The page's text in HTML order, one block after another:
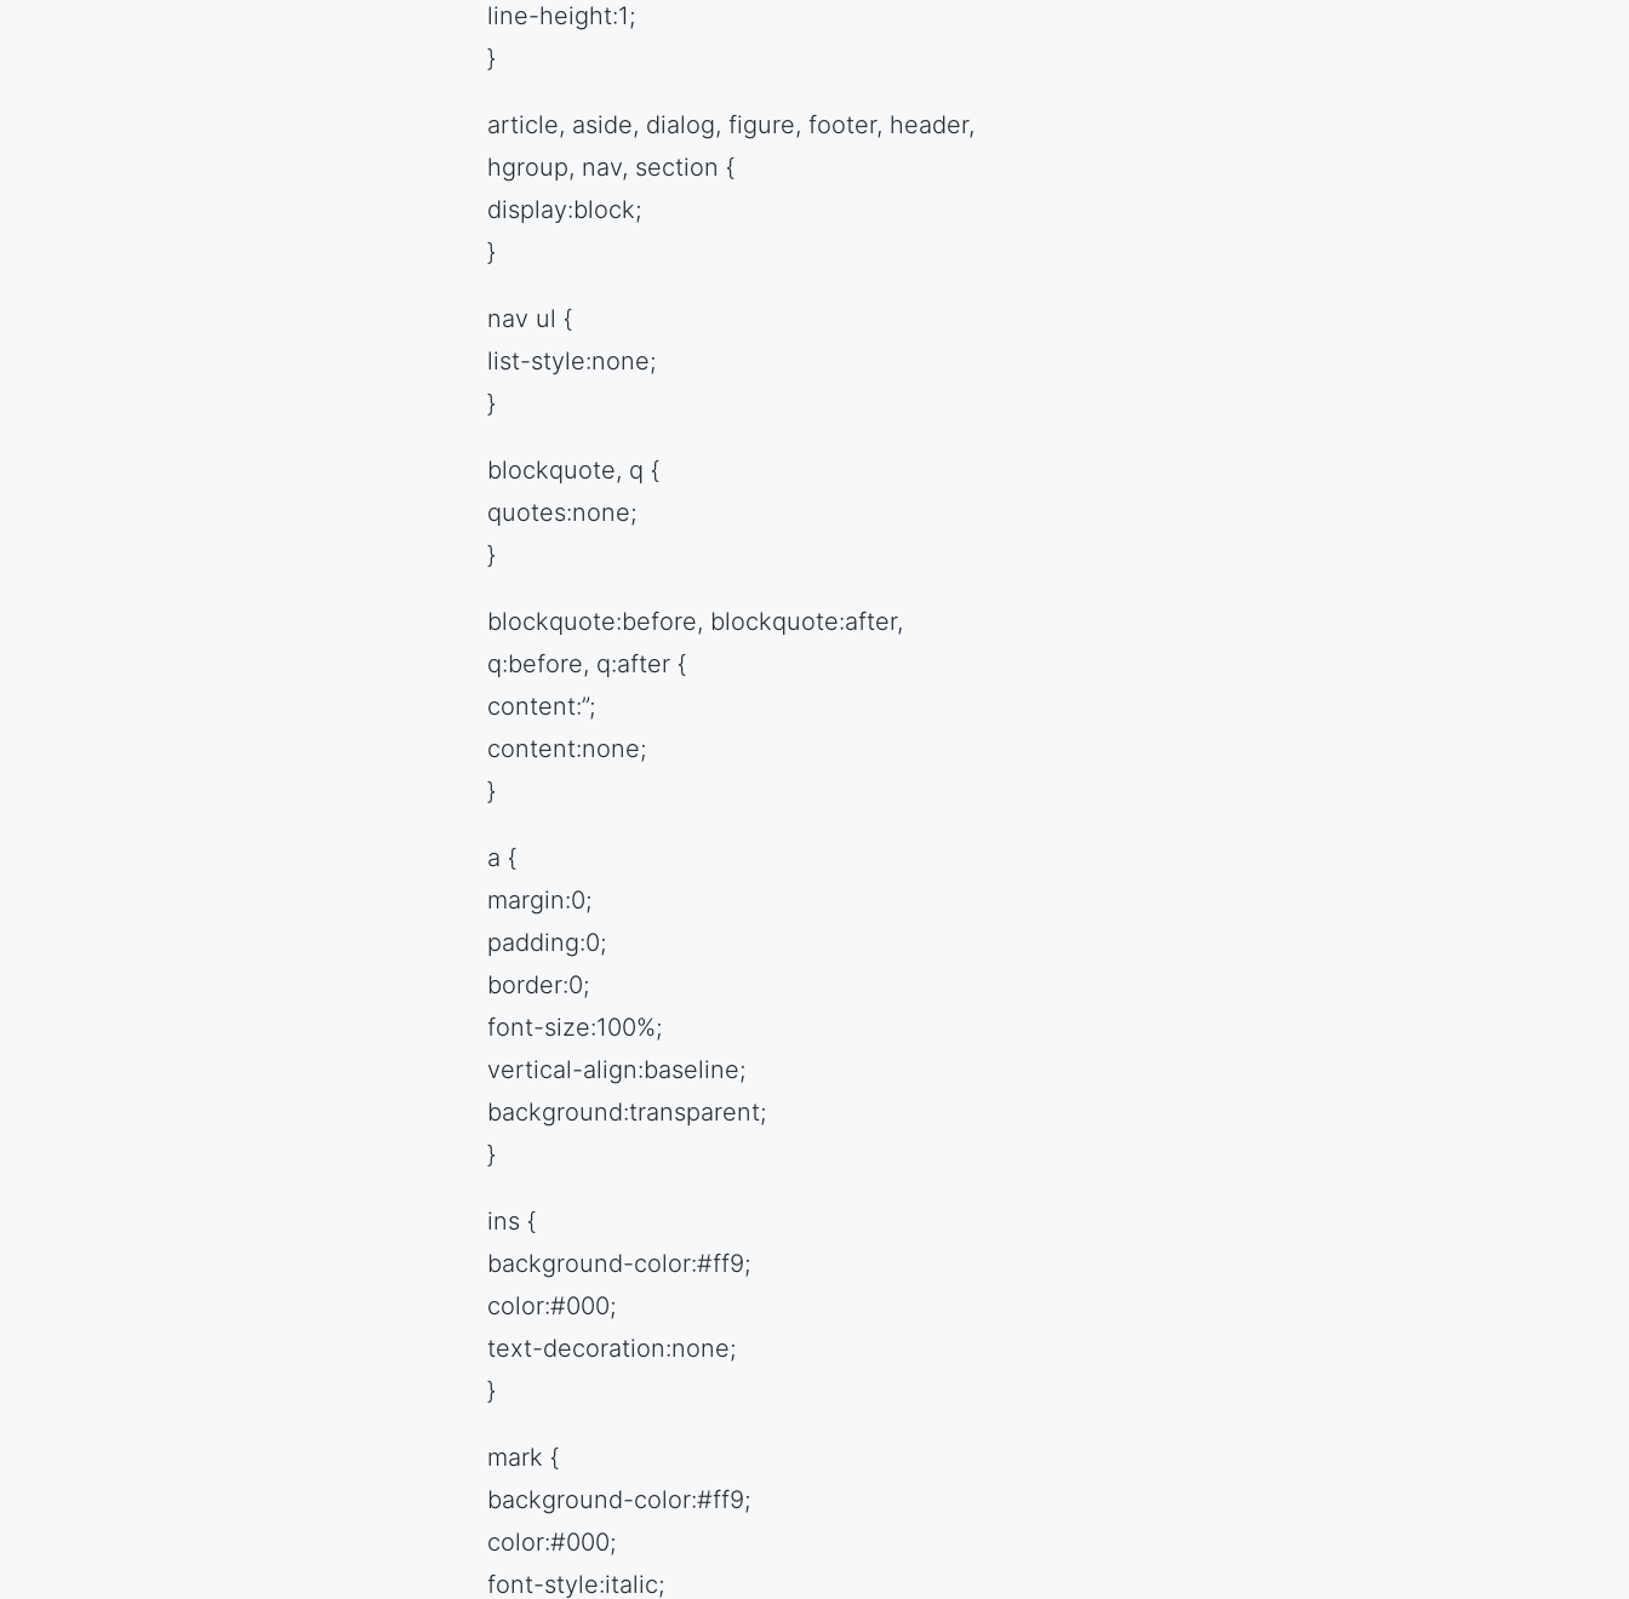
line-height:1;
}
article, aside, dialog, figure, footer, header,
hgroup, nav, section {
display:block;
}
nav ul {
list-style:none;
}
blockquote, q {
quotes:none;
}
blockquote:before, blockquote:after,
q:before, q:after {
content:”;
content:none;
}
a {
margin:0;
padding:0;
border:0;
font-size:100%;
vertical-align:baseline;
background:transparent;
}
ins {
background-color:#ff9;
color:#000;
text-decoration:none;
}
mark {
background-color:#ff9;
color:#000;
font-style:italic;